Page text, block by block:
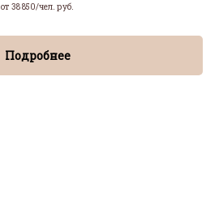
от 38 850/чел. руб.
Подробнее